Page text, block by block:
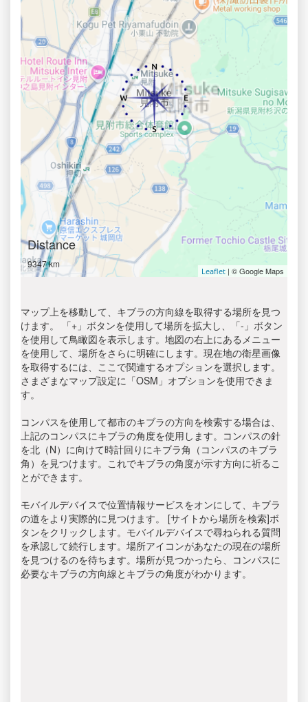
Distance
9347 km
Leaflet | © Google Maps
マップ上を移動して、キブラの方向線を取得する場所を見つ
けます。 「+」ボタンを使用して場所を拡大し、「-」ボタン
を使用して鳥瞰図を表示します。地図の右上にあるメニュー
を使用して、場所をさらに明確にします。現在地の衛星画像
を取得するには、ここで関連するオプションを選択します。
さまざまなマップ設定に「OSM」オプションを使用できま
す。
コンパスを使用して都市のキブラの方向を検索する場合は、
上記のコンパスにキブラの角度を使用します。コンパスの針
を北（N）に向けて時計回りにキブラ角（コンパスのキブラ
角）を見つけます。これでキブラの角度が示す方向に祈るこ
とができます。
モバイルデバイスで位置情報サービスをオンにして、キブラ
の道をより実際的に見つけます。 [サイトから場所を検索]ボ
タンをクリックします。モバイルデバイスで尋ねられる質問
を承認して続行します。場所アイコンがあなたの現在の場所
を見つけるのを待ちます。場所が見つかったら、コンパスに
必要なキブラの方向線とキブラの角度がわかります。